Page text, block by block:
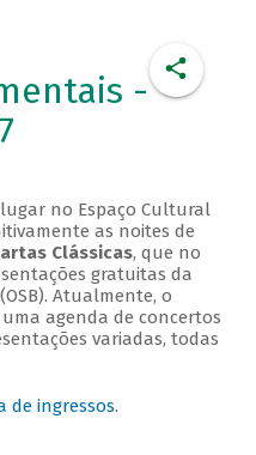
-
no Espaço Cultural
as noites de
Clássicas, que no
gratuitas da
Atualmente, o
agenda de concertos
variadas, todas
de ingressos.